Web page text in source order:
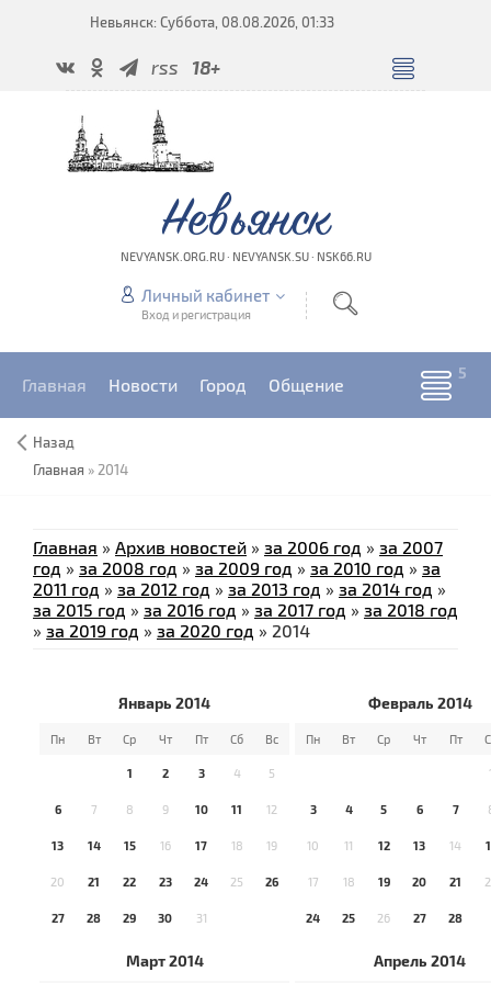
Невьянск: Суббота, 08.08.2026, 01:33
rss 18+
Невьянск
NEVYANSK.ORG.RU · NEVYANSK.SU · NSK66.RU
Личный кабинет
Вход и регистрация
Главная Новости Город Общение
Назад
Главная » 2014
Главная » Архив новостей » за 2006 год » за 2007
год » за 2008 год » за 2009 год » за 2010 год » за
2011 год » за 2012 год » за 2013 год » за 2014 год »
за 2015 год » за 2016 год » за 2017 год » за 2018 год
» за 2019 год » за 2020 год » 2014
Январь 2014
Пн Вт Ср Чт Пт Сб Вс
1 2 3 4 5
6 7 8 9 10 11 12
13 14 15 16 17 18 19
20 21 22 23 24 25 26
27 28 29 30 31
Февраль 2014
Пн Вт Ср Чт Пт
3 4 5 6 7
10 11 12 13 14
17 18 19 20 21
24 25 26 27 28
Март 2014 Апрель 2014